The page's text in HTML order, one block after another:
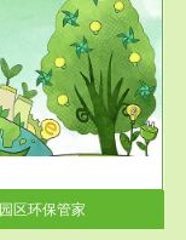
园区环保管家